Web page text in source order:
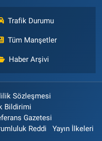
Trafik Durumu
Tüm Manşetler
Haber Arşivi
Sözleşmesi
Bildirimi
Gazetesi
Reddi Yayın İlkeleri